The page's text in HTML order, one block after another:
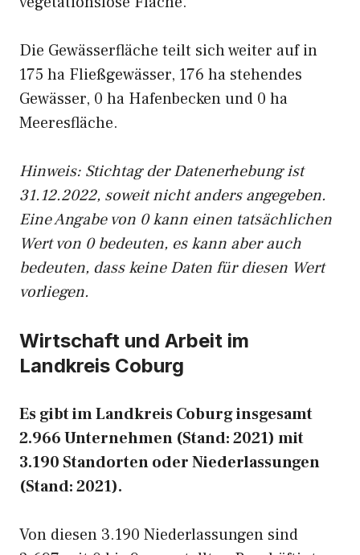
Die Gewässerfläche teilt sich weiter auf in
175 ha Fließgewässer, 176 ha stehendes
Gewässer, 0 ha Hafenbecken und 0 ha
Meeresfläche.
Hinweis: Stichtag der Datenerhebung ist
31.12.2022, soweit nicht anders angegeben.
Eine Angabe von 0 kann einen tatsächlichen
Wert von 0 bedeuten, es kann aber auch
bedeuten, dass keine Daten für diesen Wert
vorliegen.
Wirtschaft und Arbeit im
Landkreis Coburg
Es gibt im Landkreis Coburg insgesamt
2.966 Unternehmen (Stand: 2021) mit
3.190 Standorten oder Niederlassungen
(Stand: 2021).
Von diesen 3.190 Niederlassungen sind